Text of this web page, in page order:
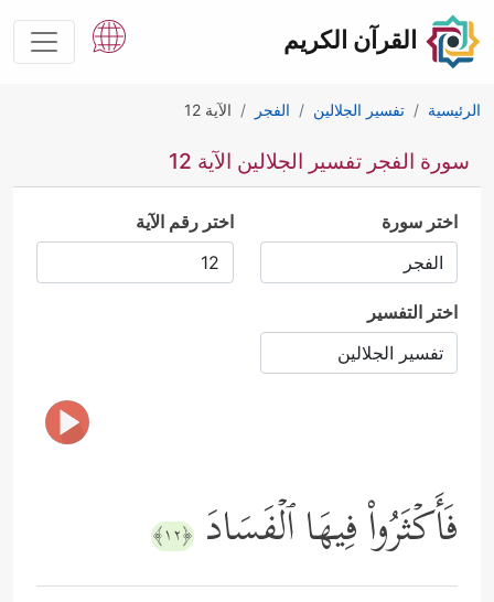
القرآن الكريم
الرئيسية تفسير الجلالين الفجر الآية 12
سورة الفجر تفسير الجلالين الآية 12
اختر سورة اختر رقم الآية
اختر التفسير
فَأَكۡثَرُواْ فِیهَا ٱلۡفَسَادَ ﴿١٢﴾